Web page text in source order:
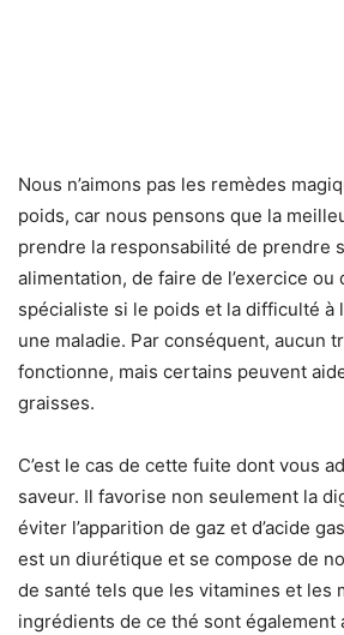
Nous n’aimons pas les remèdes
poids, car nous pensons que la
prendre la responsabilité de prendre
alimentation, de faire de l’exercice ou
spécialiste si le poids et la difficulté à
une maladie. Par conséquent, aucun
fonctionne, mais certains peuvent
graisses.
C’est le cas de cette fuite dont vous
saveur. Il favorise non seulement la
éviter l’apparition de gaz et d’acide
est un diurétique et se compose de
de santé tels que les vitamines et les
ingrédients de ce thé sont également